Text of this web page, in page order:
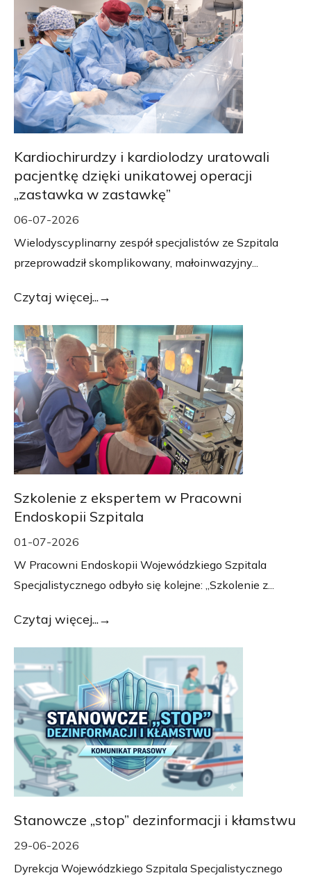
Kardiochirurdzy i kardiolodzy uratowali
pacjentkę dzięki unikatowej operacji
„zastawka w zastawkę”
06-07-2026
Wielodyscyplinarny zespół specjalistów ze Szpitala
przeprowadził skomplikowany, małoinwazyjny...
Czytaj więcej...
Szkolenie z ekspertem w Pracowni
Endoskopii Szpitala
01-07-2026
W Pracowni Endoskopii Wojewódzkiego Szpitala
Specjalistycznego odbyło się kolejne: „Szkolenie z...
Czytaj więcej...
Stanowcze „stop” dezinformacji i kłamstwu
29-06-2026
Dyrekcja Wojewódzkiego Szpitala Specjalistycznego